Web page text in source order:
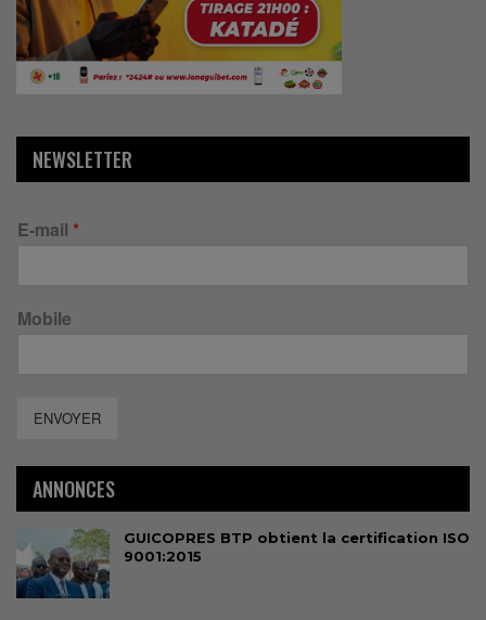
NEWSLETTER
E-mail *
Mobile
ENVOYER
ANNONCES
GUICOPRES BTP obtient la certification ISO
9001:2015